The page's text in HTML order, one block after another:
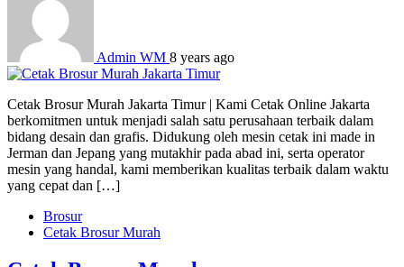
Admin WM 8 years ago
Cetak Brosur Murah Jakarta Timur | Kami Cetak Online Jakarta
berkomitmen untuk menjadi salah satu perusahaan terbaik dalam
bidang desain dan grafis. Didukung oleh mesin cetak ini made in
Jerman dan Jepang yang mutakhir pada abad ini, serta operator
mesin yang handal, kami memberikan kualitas terbaik dalam waktu
yang cepat dan […]
Brosur
Cetak Brosur Murah